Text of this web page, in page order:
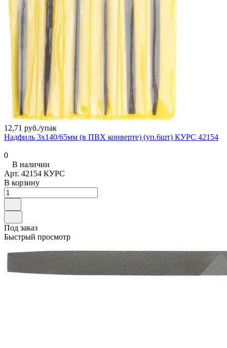
12,71 руб./упак
Надфиль 3х140/65мм (в ПВХ конверте) (уп.6шт) КУРС 42154
0
В наличии
Арт. 42154 КУРС
В корзину
Под заказ
Быстрый просмотр